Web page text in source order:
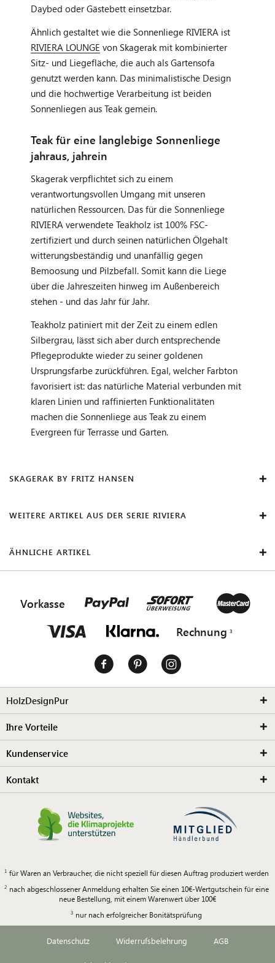
Daybed oder Gästebett einsetzbar.
Ähnlich gestaltet wie die Sonnenliege RIVIERA ist
RIVIERA LOUNGE von Skagerak mit kombinierter
Sitz- und Liegefläche, die auch als Gartensofa
genutzt werden kann. Das minimalistische Design
und die hochwertige Verarbeitung ist beiden
Sonnenliegen aus Teak gemein.
Teak für eine langlebige Sonnenliege
jahraus, jahrein
Skagerak verpflichtet sich zu einem
verantwortungsvollen Umgang mit unseren
natürlichen Ressourcen. Das für die Sonnenliege
RIVIERA verwendete Teakholz ist 100% FSC-
zertifiziert und durch seinen natürlichen Ölgehalt
witterungsbeständig und unanfällig gegen
Bemoosung und Pilzbefall. Somit kann die Liege
über die Jahreszeiten hinweg im Außenbereich
stehen - und das Jahr für Jahr.
Teakholz patiniert mit der Zeit zu einem edlen
Silbergrau, lässt sich aber durch entsprechende
Pflegeprodukte wieder zu seiner goldenen
Ursprungsfarbe zurückführen. Egal, welcher Farbton
favorisiert ist: das natürliche Material verbunden mit
klaren Linien und raffinierten Funktionalitäten
machen die Sonnenliege aus Teak zu einem
Evergreen für Terrasse und Garten.
SKAGERAK BY FRITZ HANSEN
WEITERE ARTIKEL AUS DER SERIE RIVIERA
ÄHNLICHE ARTIKEL
Vorkasse
Rechnung
HolzDesignPur
Ihre Vorteile
Kundenservice
Kontakt
für Waren an Verbraucher, die nicht speziell für diesen Auftrag produziert werden
nach abgeschlossener Anmeldung erhalten Sie einen 10€-Wertgutschein für eine
neue Bestellung, mit einem Warenwert über 100€
nur nach erfolgreicher Bonitätsprüfung
Datenschutz Widerrufsbelehrung AGB